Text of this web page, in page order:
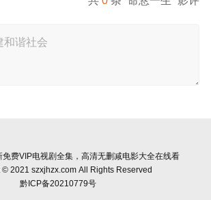
免费VIP电视剧全集，高清无删减电影大全在线看
2021 szxjhzx.com All Rights Reserved
黔ICP备20210779号